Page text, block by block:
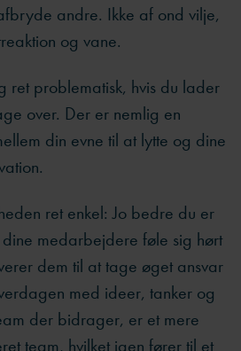
andre. Ikke af ond vilje,
og vane.
ret problematisk, hvis du lader
over. Der er nemlig en
din evne til at lytte og dine
ret enkel: Jo bedre du er
medarbejdere føle sig hørt
dem til at tage øget ansvar
med ideer, tanker og
der bidrager, er et mere
team, hvilket igen fører til et